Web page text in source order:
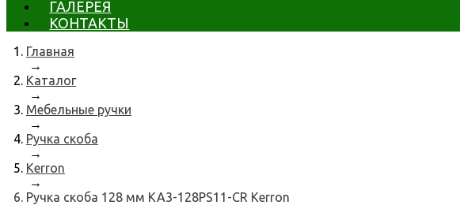
ГАЛЕРЕЯ
КОНТАКТЫ
Главная
→
Каталог
→
Мебельные ручки
→
Ручка скоба
→
Kerron
→
Ручка скоба 128 мм KA3-128PS11-CR Kerron